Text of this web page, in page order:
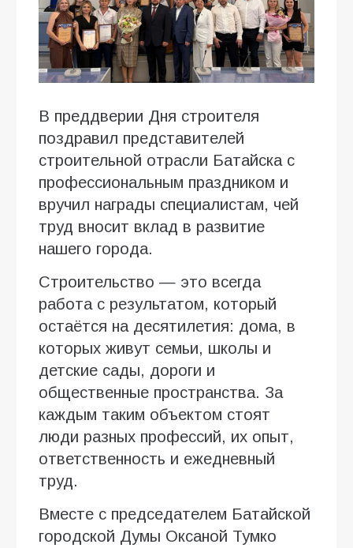
В преддверии Дня строителя
поздравил представителей
строительной отрасли Батайска с
профессиональным праздником и
вручил награды специалистам, чей
труд вносит вклад в развитие
нашего города.
Строительство — это всегда
работа с результатом, который
остаётся на десятилетия: дома, в
которых живут семьи, школы и
детские сады, дороги и
общественные пространства. За
каждым таким объектом стоят
люди разных профессий, их опыт,
ответственность и ежедневный
труд.
Вместе с председателем Батайской
городской Думы Оксаной Тумко